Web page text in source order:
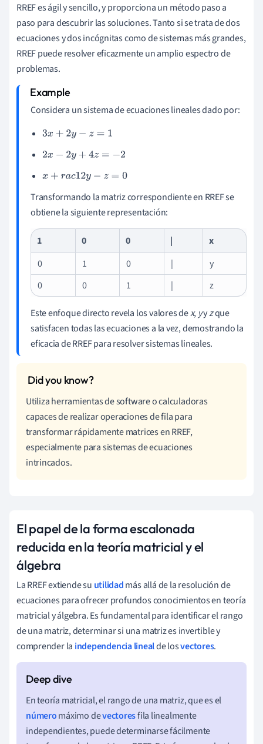
RREF es ágil y sencillo, y proporciona un método paso a
paso para descubrir las soluciones. Tanto si se trata de dos
ecuaciones y dos incógnitas como de sistemas más grandes,
RREF puede resolver eficazmente un amplio espectro de
problemas.
Considera un sistema de ecuaciones lineales dado por:
3x+ 2y −z= 1
2x− 2y +4z=−2
x+ ra c12y−z=0
Transformando la matriz correspondiente en RREF se
obtiene la siguiente representación:
1 0 0 |
x
0
1 0 |
y
0
0 1 | z
Este enfoque directo revela los valores dex, yyzque
satisfacen todas las ecuaciones a la vez, demostrando la
eficacia de RREF para resolver sistemas lineales.
Utiliza herramientas de software o calculadoras
capaces de realizar operaciones de fila para
transformar rápidamente matrices en RREF,
especialmente para sistemas de ecuaciones
intrincados.
El papel de la forma escalonada
reducida en la teoría matricial y el
álgebra
La RREF extiende su utilidadmás allá de la resolución de
ecuaciones para ofrecer profundos conocimientos en teoría
matricial y álgebra. Es fundamental para identificar el rango
de una matriz, determinar si una matriz es invertible y
comprender la independencia linealde losvectores.
En teoría matricial, el rango de una matriz, que es el
númeromáximo devectoresfila linealmente
independientes, puede determinarse fácilmente